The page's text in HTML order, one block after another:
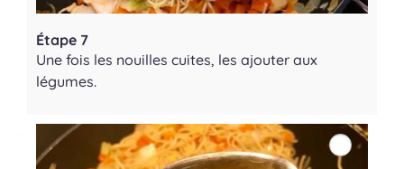
Étape 7
Une fois les nouilles cuites, les ajouter aux
légumes.